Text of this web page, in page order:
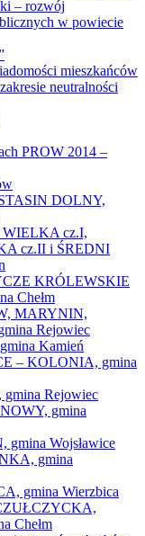
– rozwój
w powiecie
mieszkańców
neutralności
PROW 2014 –
DOLNY,
cz.I,
cz.II i ŚREDNI
KRÓLEWSKIE
Chełm
MARYNIN,
Rejowiec
Kamień
– KOLONIA, gmina
Rejowiec
gmina
gmina Wojsławice
gmina
gmina Wierzbica
Chełm